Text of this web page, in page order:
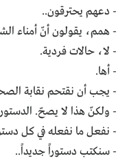
- دعهم يحترقون..
- همم، يقولون أنّ أمناء
- لا، حالات فردية.
- أها.
- يجب أن نقتحم نقابة
- ولكنّ هذا لا يصحّ.
- نفعل ما نفعله في كل
- سنكتب دستوراً جديداً..